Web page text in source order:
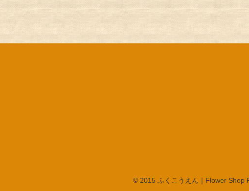
© 2015 ふくこうえん｜Flower Shop